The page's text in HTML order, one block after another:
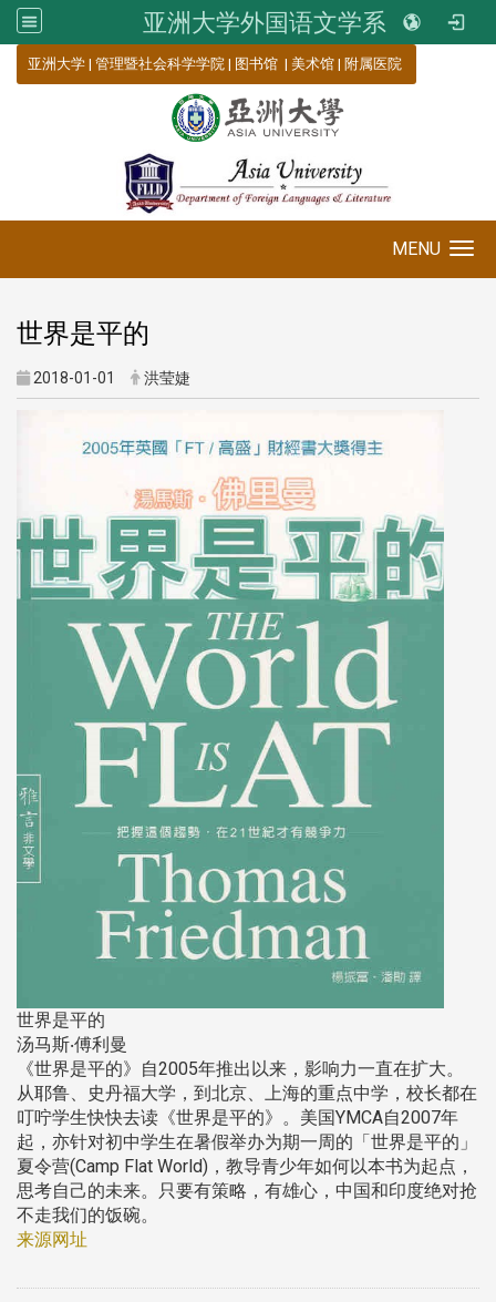
亚洲大学外国语文学系
亚洲大学 | 管理暨社会科学学院 | 图书馆 | 美术馆 | 附属医院
MENU
世界是平的
2018-01-01 洪莹婕
世界是平的
汤马斯‧傅利曼
《世界是平的》自2005年推出以来，影响力一直在扩大。
从耶鲁、史丹福大学，到北京、上海的重点中学，校长都在
叮咛学生快快去读《世界是平的》。美国YMCA自2007年
起，亦针对初中学生在暑假举办为期一周的「世界是平的」
夏令营(Camp Flat World)，教导青少年如何以本书为起点，
思考自己的未来。只要有策略，有雄心，中国和印度绝对抢
不走我们的饭碗。
来源网址